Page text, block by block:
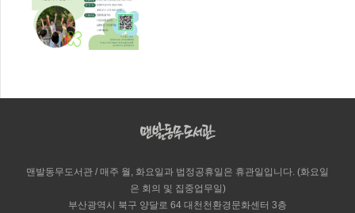
맨발동무도서관 / 매주 월, 화요일과 법정공휴일은 휴관일입니다. (화요일
은 회의 및 집중업무일)
부산광역시 북구 양달로 64 대천천환경문화센터 3층